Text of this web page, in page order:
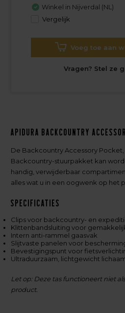
Winkel in Nijverdal (NL)
Vergelijk
Voeg toe aan
Vragen? Stel ze
Apidura Backcountry
De Backcountry Accessory
Backcountry-stuurpakket kan
handig, verwijderbaar
alles wat u in een oogwenk op het
Specificaties
Clips voor backcountry- en
Klittenbandsluiting voor
Intern anti-rammel gaasvak
Slijtvaste panelen voor
Bevestigingspunt voor
Ultraduurzaam, lichtgewicht
Let op: Deze tas functioneert niet
product.